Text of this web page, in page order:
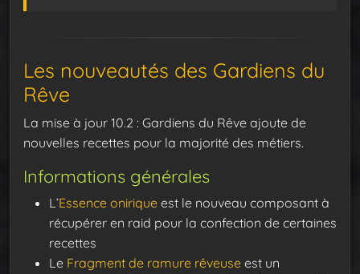
Les nouveautés des Gardiens du
Rêve
La mise à jour 10.2 : Gardiens du Rêve ajoute de
nouvelles recettes pour la majorité des métiers.
Informations générales
L’Essence onirique est le nouveau composant à
récupérer en raid pour la confection de certaines
recettes
Le Fragment de ramure rêveuse est un